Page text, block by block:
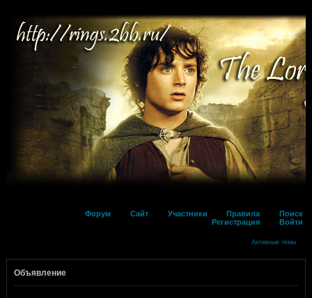
Форум Сайт Участники Правила
Поиск
Регистрация
Войти
Активные темы
Объявление